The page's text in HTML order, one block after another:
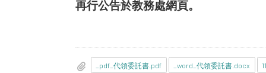
再行公告於教務處網頁。
_pdf_代領委託書.pdf _word_代領委託書.docx